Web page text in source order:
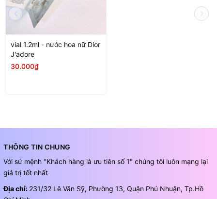
vial 1.2ml - nước hoa nữ Dior
J'adore
30.000₫
THÔNG TIN CHUNG
Với sứ mệnh "Khách hàng là ưu tiên số 1" chúng tôi luôn mạng lại
giá trị tốt nhất
Địa chỉ: 231/32 Lê Văn Sỹ, Phường 13, Quận Phú Nhuận, Tp.Hồ